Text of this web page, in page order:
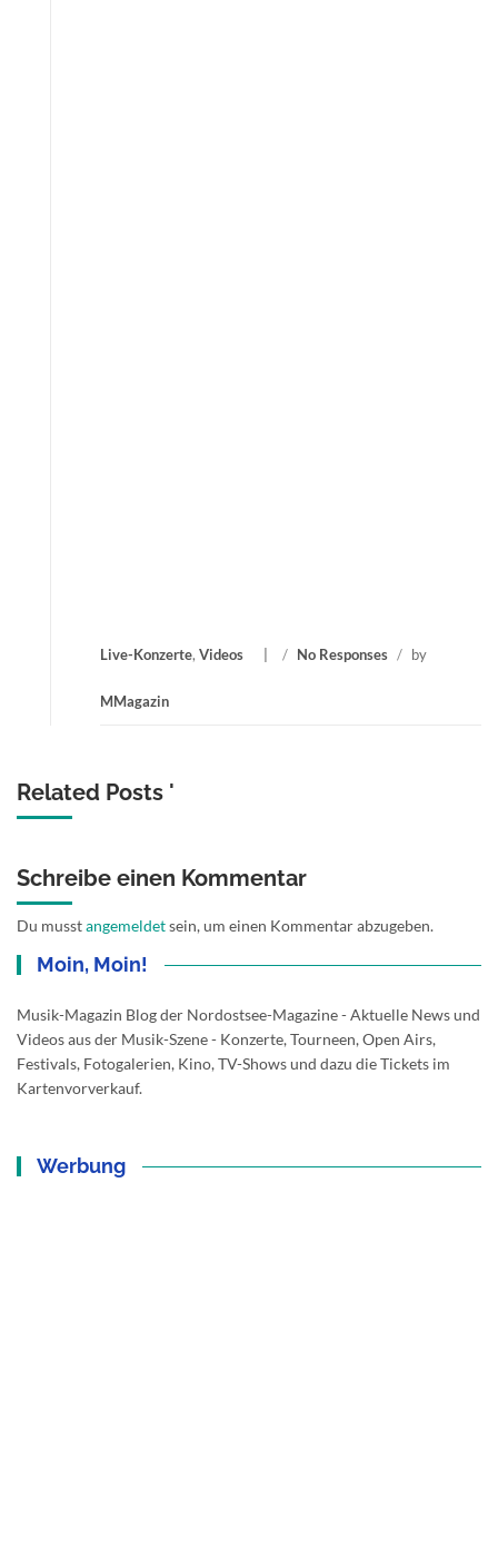
Live-Konzerte, Videos / No Responses / by
MMagazin
Related Posts '
Schreibe einen Kommentar
Du musstangemeldetsein, um einen Kommentar abzugeben.
Moin, Moin!
Musik-Magazin Blog der Nordostsee-Magazine - Aktuelle News und
Videos aus der Musik-Szene - Konzerte, Tourneen, Open Airs,
Festivals, Fotogalerien, Kino, TV-Shows und dazu die Tickets im
Kartenvorverkauf.
Werbung